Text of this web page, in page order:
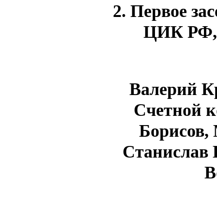
2. Первое
ЦИК РФ,
Валерий
Счетной
Станислав